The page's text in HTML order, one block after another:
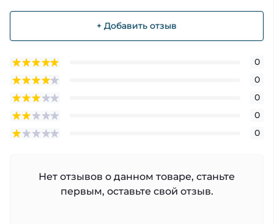
+ Добавить отзыв
0
0
0
0
0
Нет отзывов о данном товаре, станьте
первым, оставьте свой отзыв.